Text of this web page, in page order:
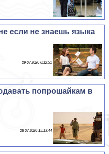
если не знаешь языка
29 07 2026 0:12:51
попрошайкам в
28 07 2026 15:13:44